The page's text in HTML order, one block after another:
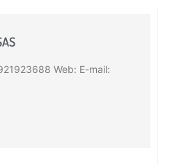
Web: E-mail: